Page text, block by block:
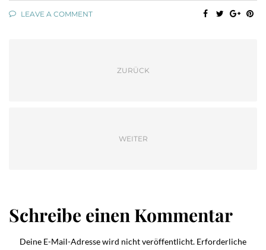
LEAVE A COMMENT
ZURÜCK
WEITER
Schreibe einen Kommentar
Deine E-Mail-Adresse wird nicht veröffentlicht. Erforderliche